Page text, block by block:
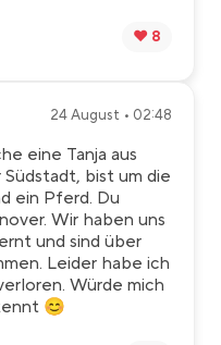
❤️ 8
24 August • 02:48
eine Tanja aus
bist um die
ein Pferd. Du
Wir haben uns
und sind über
Leider habe ich
Würde mich
😊